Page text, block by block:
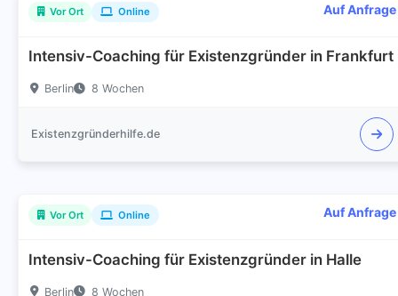
Vor Ort Online Auf Anfrage
Intensiv-Coaching für Existenzgründer in Frankfurt
Berlin 8 Wochen
Existenzgründerhilfe.de
Vor Ort Online Auf Anfrage
Intensiv-Coaching für Existenzgründer in Halle
Berlin 8 Wochen